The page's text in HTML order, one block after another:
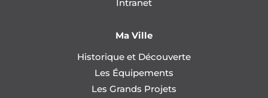
Intranet
Ma Ville
Historique et Découverte
Les Équipements
Les Grands Projets